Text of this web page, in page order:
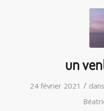
un
24 février 2021 / dans